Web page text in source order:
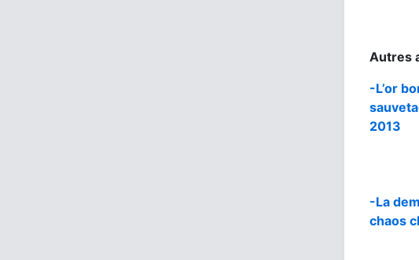
Autres
-L’or
2013
-La
chaos